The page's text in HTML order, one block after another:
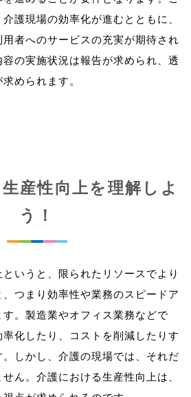
護現場の効率化が進むとともに、
者へのサービスの充実が期待され
の実施状況は報告が求められ、透
産性向上を理解しよ
う！
いうと、限られたリソースでより
つまり効率性や業務のスピードア
。製造業やオフィス業務などで
化したり、コストを削減したりす
しかし、介護の現場では、それだ
ん。介護における生産性向上は、